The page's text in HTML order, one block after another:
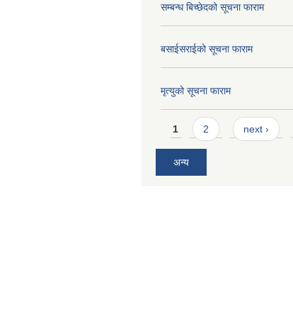
सम्बन्ध बिच्छेदको सूचना फाराम
बसाईसराईको सूचना फाराम
मृत्युको सूचना फाराम
Pages
1 2 next ›
अन्य